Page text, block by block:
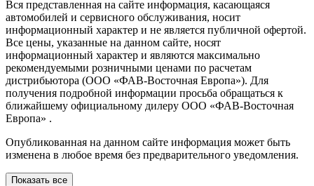
Вся представленная на сайте информация, касающаяся
автомобилей и сервисного обслуживания, носит
информационный характер и не является публичной офертой.
Все цены, указанные на данном сайте, носят
информационный характер и являются максимально
рекомендуемыми розничными ценами по расчетам
дистрибьютора (ООО «ФАВ-Восточная Европа»). Для
получения подробной информации просьба обращаться к
ближайшему официальному дилеру ООО «ФАВ-Восточная
Европа» .
Опубликованная на данном сайте информация может быть
изменена в любое время без предварительного уведомления.
Показать все